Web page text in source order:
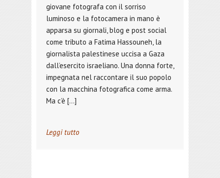
giovane fotografa con il sorriso
luminoso e la fotocamera in mano è
apparsa su giornali, blog e post social
come tributo a Fatima Hassouneh, la
giornalista palestinese uccisa a Gaza
dall’esercito israeliano. Una donna forte,
impegnata nel raccontare il suo popolo
con la macchina fotografica come arma.
Ma c’è […]
Leggi tutto